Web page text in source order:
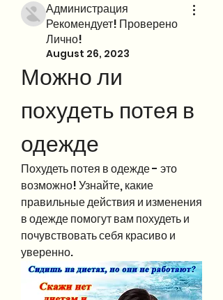
Администрация
Рекомендует! Проверено
Лично!
August 26, 2023
Можно ли
похудеть потея в
одежде
Похудеть потея в одежде - это
возможно! Узнайте, какие
правильные действия и изменения
в одежде помогут вам похудеть и
почувствовать себя красиво и
уверенно.